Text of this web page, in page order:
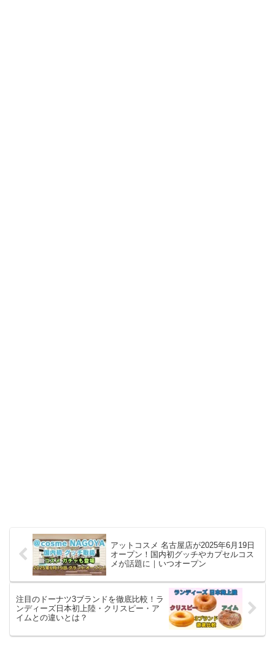
アットコスメ 名古屋店が2025年6月19日
オープン！国内初グッチやカプセルコス
メが話題に｜いつオープン
注目のドーナツ3ブランドを徹底比較！ラ
ンディーズ日本初上陸・クリスピー・ア
イムとの違いとは？